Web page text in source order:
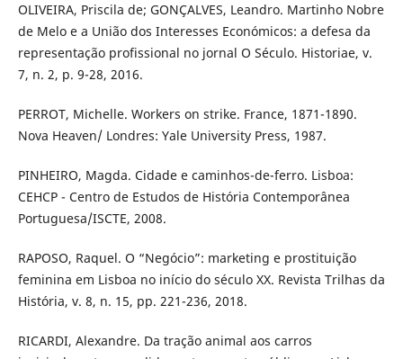
OLIVEIRA, Priscila de; GONÇALVES, Leandro. Martinho Nobre
de Melo e a União dos Interesses Económicos: a defesa da
representação profissional no jornal O Século. Historiae, v.
7, n. 2, p. 9-28, 2016.
PERROT, Michelle. Workers on strike. France, 1871-1890.
Nova Heaven/ Londres: Yale University Press, 1987.
PINHEIRO, Magda. Cidade e caminhos-de-ferro. Lisboa:
CEHCP - Centro de Estudos de História Contemporânea
Portuguesa/ISCTE, 2008.
RAPOSO, Raquel. O “Negócio”: marketing e prostituição
feminina em Lisboa no início do século XX. Revista Trilhas da
História, v. 8, n. 15, pp. 221-236, 2018.
RICARDI, Alexandre. Da tração animal aos carros